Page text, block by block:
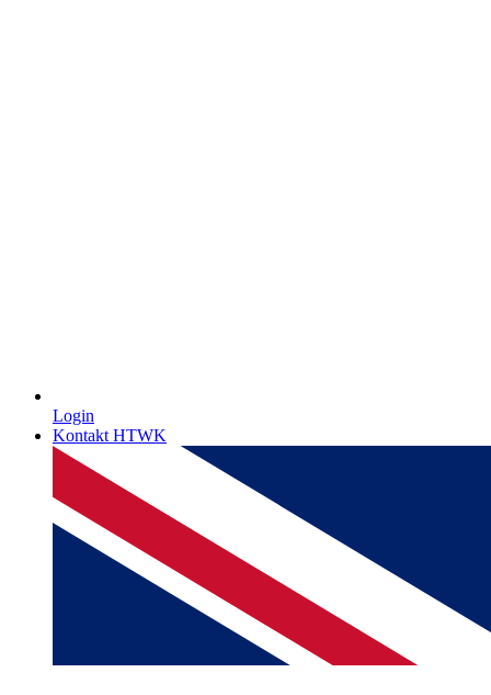
Login
Kontakt HTWK